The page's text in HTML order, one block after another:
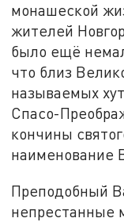
монашеской
жителей
было ещё
что близ
называемых
Спасо-
кончины
наименование
Преподобный
непрестанные